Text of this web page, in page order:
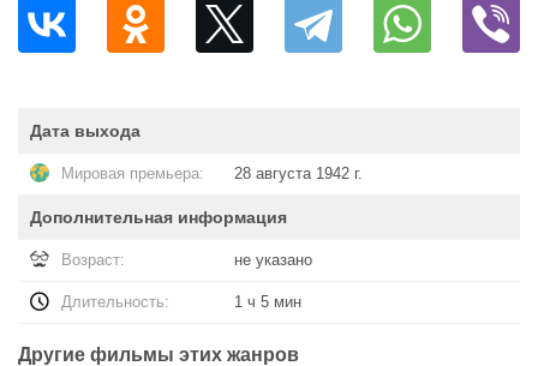
Дата выхода
Мировая премьера: 28 августа 1942 г.
Дополнительная информация
Возраст: не указано
Длительность: 1 ч 5 мин
Другие фильмы этих жанров